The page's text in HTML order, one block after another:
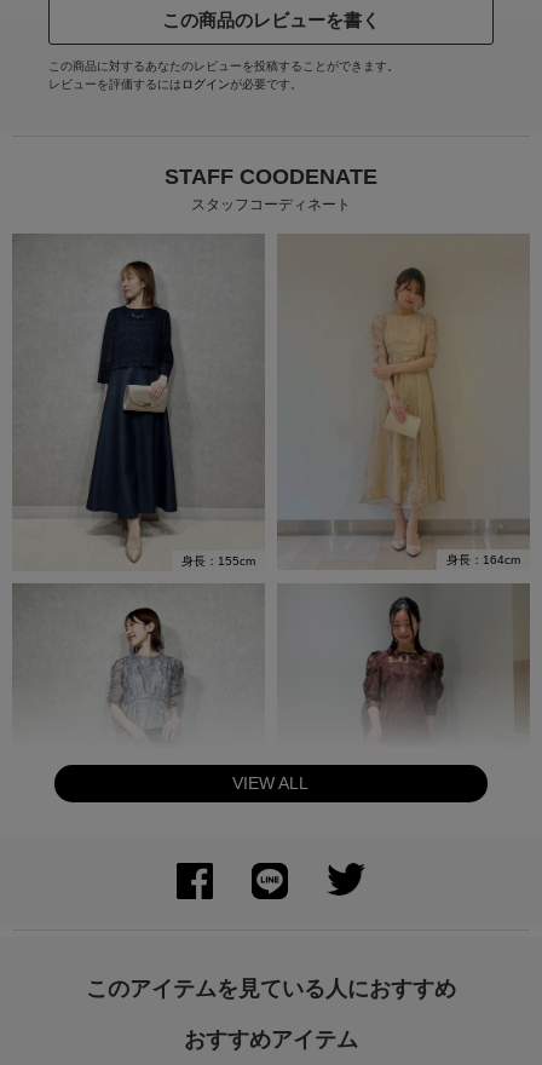
この商品のレビューを書く
この商品に対するあなたのレビューを投稿することができます。
レビューを評価するには ログインが必要です。
STAFF COODENATE
スタッフコーディネート
身長：155cm 身長：164cm
VIEW ALL
このアイテムを見ている人におすすめ
おすすめアイテム